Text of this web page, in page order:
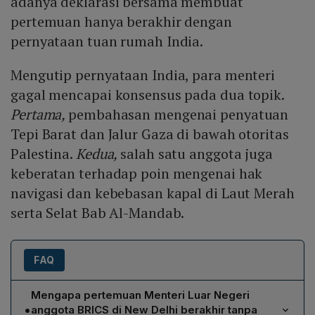
pertemuan hanya berakhir dengan
pernyataan tuan rumah India.
Mengutip pernyataan India, para menteri
gagal mencapai konsensus pada dua topik.
Pertama, pembahasan mengenai penyatuan
Tepi Barat dan Jalur Gaza di bawah otoritas
Palestina. Kedua, salah satu anggota juga
keberatan terhadap poin mengenai hak
navigasi dan kebebasan kapal di Laut Merah
serta Selat Bab Al-Mandab.
FAQ
•
Mengapa pertemuan Menteri Luar Negeri
anggota BRICS di New Delhi berakhir tanpa